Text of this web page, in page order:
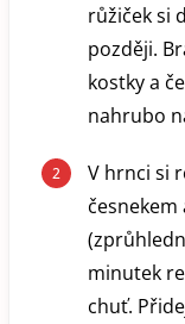
růžiček si
později.
kostky a
nahrubo
V hrnci si
minutek
chuť.